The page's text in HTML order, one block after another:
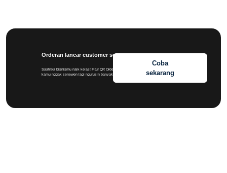
Orderan lancar customer senang
Saatnya bisnismu naik kelas! Fitur QR Ordering bikin
kamu nggak senewen lagi ngurusin banyak pesanan.
Coba
sekarang